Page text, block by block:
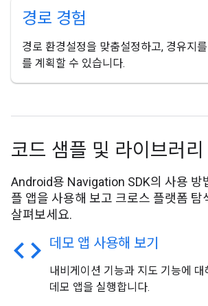
경로 경험
경로 환경설정을 맞춤설정하고, 경유지
를 계획할 수 있습니다.
코드 샘플 및 라이브러리
Android용 Navigation SDK의 사용 방
플 앱을 사용해 보고 크로스 플랫폼 탐
살펴보세요.
code 데모 앱 사용해 보기
내비게이션 기능과 지도 기능에
데모 앱을 실행합니다.